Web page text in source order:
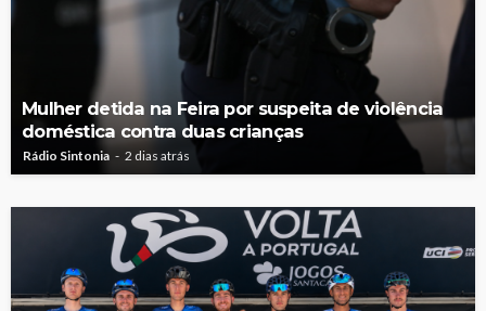
Mulher detida na Feira por suspeita de violência
doméstica contra duas crianças
Rádio Sintonia 2 dias atrás